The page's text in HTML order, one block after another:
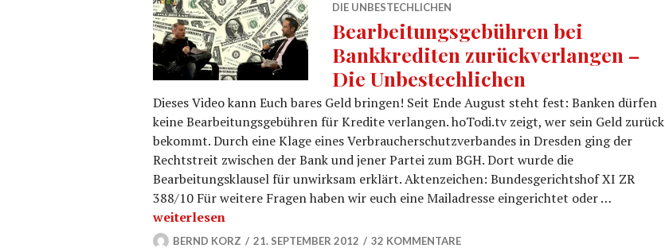
DIE UNBESTECHLICHEN
Bearbeitungsgebühren bei
Bankkrediten zurückverlangen –
Die Unbestechlichen
Dieses Video kann Euch bares Geld bringen! Seit Ende August steht fest: Banken dürfen
keine Bearbeitungsgebühren für Kredite verlangen. hoTodi.tv zeigt, wer sein Geld zurück
bekommt. Durch eine Klage eines Verbraucherschutzverbandes in Dresden ging der
Rechtstreit zwischen der Bank und jener Partei zum BGH. Dort wurde die
Bearbeitungsklausel für unwirksam erklärt. Aktenzeichen: Bundesgerichtshof XI ZR
388/10 Für weitere Fragen haben wir euch eine Mailadresse eingerichtet oder …
Bearbeitungsgebühren bei Bankkrediten zurückverlangen – Die Unbestechlichen
weiterlesen
BERND KORZ 21. SEPTEMBER 2012 32 KOMMENTARE